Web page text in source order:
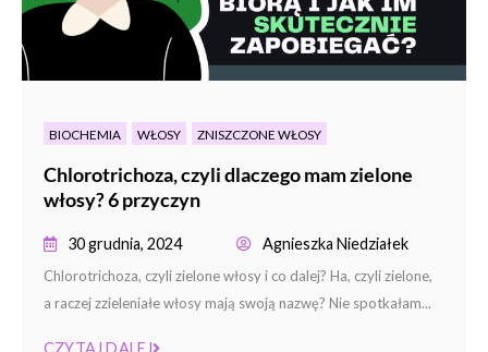
BIOCHEMIA WŁOSY ZNISZCZONE WŁOSY
Chlorotrichoza, czyli dlaczego mam zielone
włosy? 6 przyczyn
30 grudnia, 2024 Agnieszka Niedziałek
Chlorotrichoza, czyli zielone włosy i co dalej? Ha, czyli zielone,
a raczej zzieleniałe włosy mają swoją nazwę? Nie spotkałam...